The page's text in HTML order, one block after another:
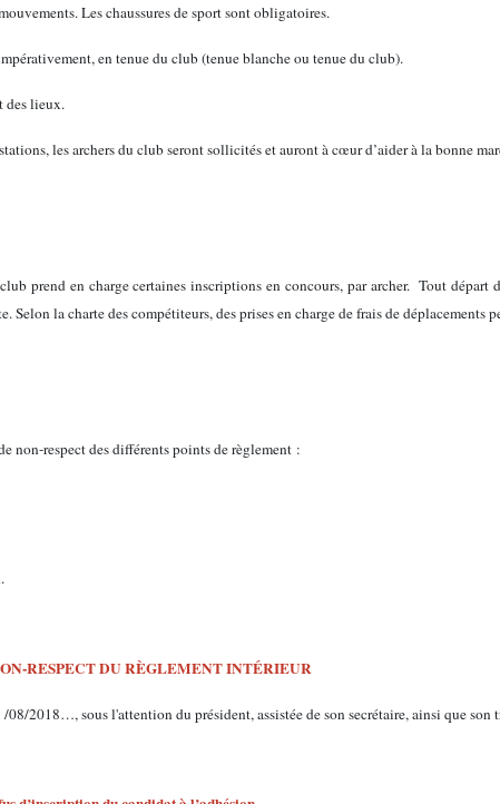
Les chaussures de sport sont obligatoires.
en tenue du club (tenue blanche ou tenue du club).
des lieux.
les archers du club seront sollicités et auront à cœur d’aider à la bonne
prend en charge certaines inscriptions en concours, par archer. Tout
la charte des compétiteurs, des prises en charge de frais de déplacements
non-respect des différents points de règlement :
RESPECT DU RÈGLEMENT INTÉRIEUR
2018…, sous l'attention du président, assistée de son secrétaire, ainsi que son